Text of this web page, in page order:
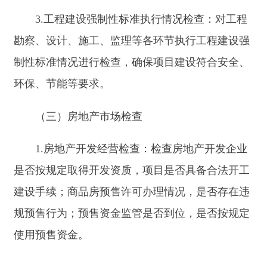
（四）市政公用设施运营检查
1.燃气企业检查：一是燃气设施设备运行是否
安全管理制度及应急措施落实情况；四是燃气经营
许可及从业人员资质情况现场检查燃气设施、抽样
检测燃气质量、查阅安全管理资料每半年一次市场
部门（涉及安全事故应急处理协作）。四是检查燃
气企业经营许可情况，燃气场站设施运行是否安
全，燃气储存、充装、运输等环节是否符合规范；